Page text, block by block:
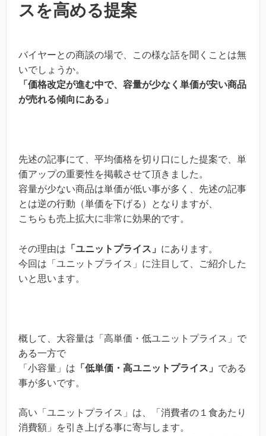
スを高める提案
バイヤーとの商談の場で、この様な話を聞くことは無
いでしょうか。
「価格改定が進む中で、容量が少なく単価が安い商品
が売れる傾向にある」
先述の記事にて、平均価格を切り口にした提案で、単
価アップの重要性を掲載させて頂きました。
容量が少ない商品は単価が低い事が多く、先述の記事
とは逆の行動（単価を下げる）となりますが、
こちらも売上拡大に非常に効果的です。
その理由は 「ユニットプライス」 にあります。
今回は「ユニットプライス」に注目して、ご紹介した
いと思います。
概して、大容量は「高単価・低ユニットプライス」で
ある一方で
「小容量」は 「低単価・高ユニットプライス」 である
事が多いです。
高い「ユニットプライス」は、「消費者の１食あたり
消費額」を引き上げる事に寄与します。